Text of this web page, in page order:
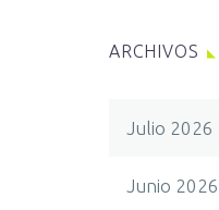
ARCHIVOS
Julio 2026
Junio 2026